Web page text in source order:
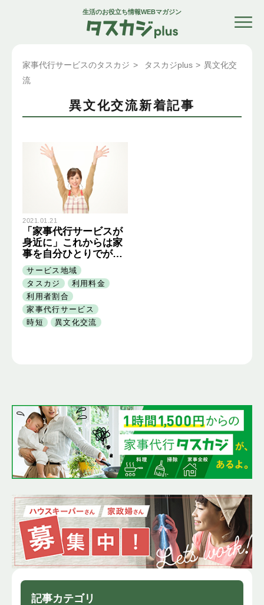
生活のお役立ち情報WEBマガジン
家事代行サービスのタスカジ > タスカジplus > 異文化交
流
異文化交流新着記事
2021.01.21
「家事代行サービスが
身近に」これからは家
事を自分ひとりでがん
ばらなくても良い時代
がくる！？
サービス地域
タスカジ
利用料金
利用者割合
家事代行サービス
時短
異文化交流
記事カテゴリ